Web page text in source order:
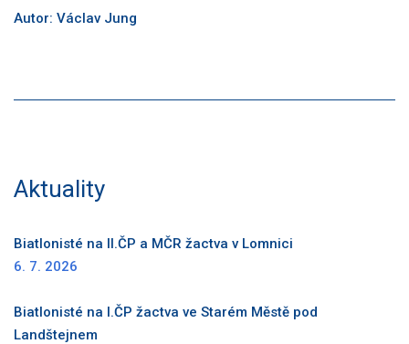
Autor: Václav Jung
Aktuality
Biatlonisté na II.ČP a MČR žactva v Lomnici
6. 7. 2026
Biatlonisté na I.ČP žactva ve Starém Městě pod
Landštejnem